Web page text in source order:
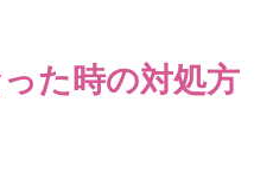
た時の対処方